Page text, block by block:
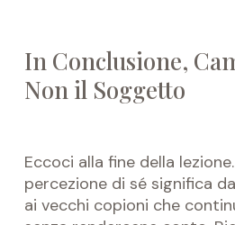
In Conclusione,
Non il Soggetto
Eccoci alla fine della
percezione di sé significa
ai vecchi copioni che